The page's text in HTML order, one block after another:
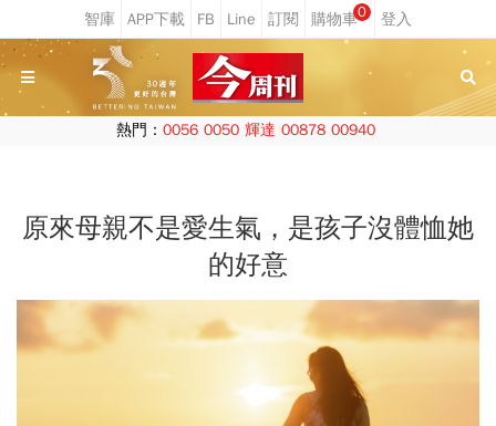
0
熱門： 0056 0050 輝達 00878 00940
原來母親不是愛生氣，是孩子沒體恤她
的好意